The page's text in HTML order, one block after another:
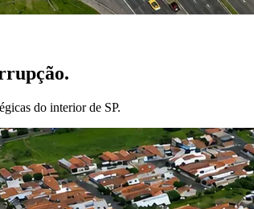
do interior de SP.